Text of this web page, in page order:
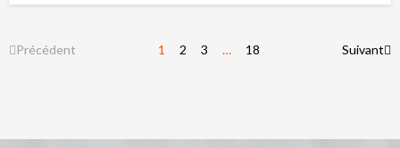
Précédent 1 2 3 … 18 Suivant